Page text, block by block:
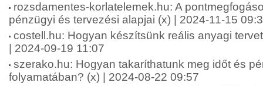
rozsdamentes-korlatelemek.hu: A
pénzügyi és tervezési alapjai (x) | 2024-11-15
costell.hu: Hogyan készítsünk reális anyagi
| 2024-09-19 11:07
szerako.hu: Hogyan takaríthatunk meg időt és
folyamatában? (x) | 2024-08-22 09:57